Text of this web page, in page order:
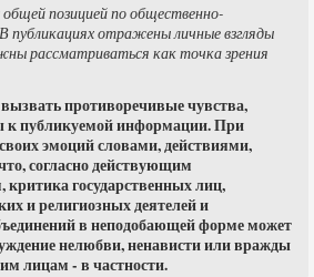
позицией по общественно-
публикациях отражены личные взгляды
рассматриваться как точка зрения
противоречивые чувства,
к публикуемой информации. При
эмоций словами, действиями,
согласно действующим
критика государственных лиц,
и религиозных деятелей и
в неподобающей форме может
нелюбви, ненависти или вражды
лицам - в частности.